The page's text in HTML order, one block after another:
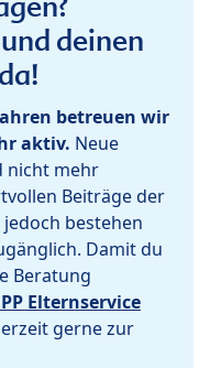
deinen
betreuen wir
aktiv. Neue
nicht mehr
Beiträge der
bestehen
Damit du
Beratung
Elternservice
gerne zur